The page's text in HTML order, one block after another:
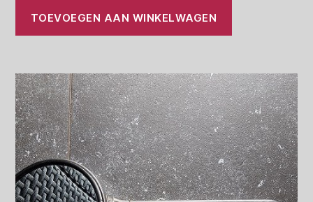
TOEVOEGEN AAN WINKELWAGEN